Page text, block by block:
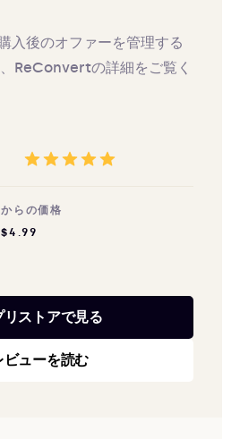
入後のオファーを管理する
ReConvertの詳細をご覧く
からの価格
$4.99
リストアで見る
ビューを読む